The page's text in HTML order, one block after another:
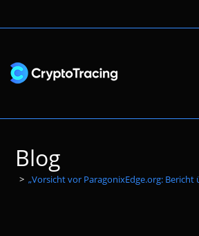
Inhalt
Blog
> „Vorsicht vor ParagonixEdge.org: